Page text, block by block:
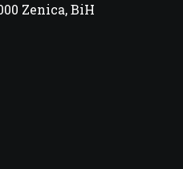
Zenica, BiH